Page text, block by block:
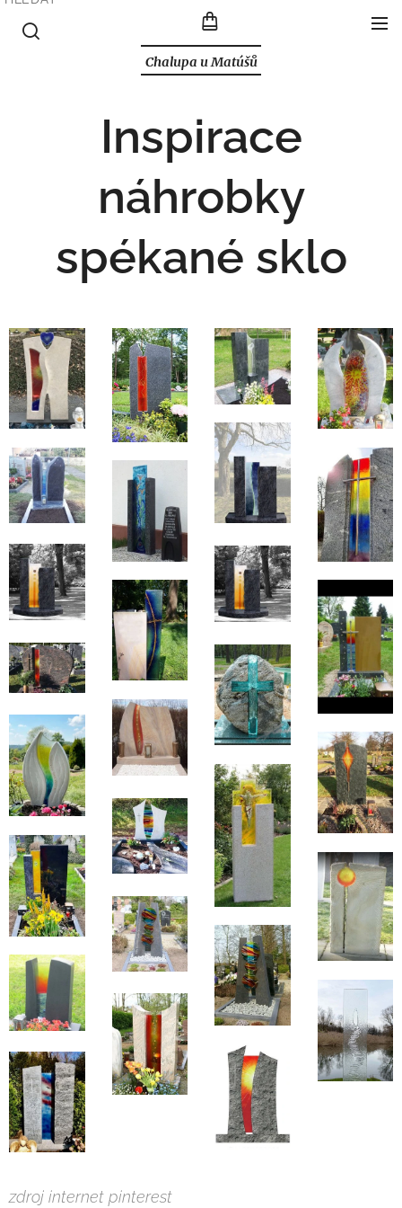
Chalupa u Matúšů
Inspirace
náhrobky
spékané sklo
zdroj internet pinterest